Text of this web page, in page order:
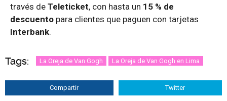
través de Teleticket, con hasta un 15 % de
descuento para clientes que paguen con tarjetas
Interbank.
Tags: La Oreja de Van Gogh La Oreja de Van Gogh en Lima
Compartir Twitter